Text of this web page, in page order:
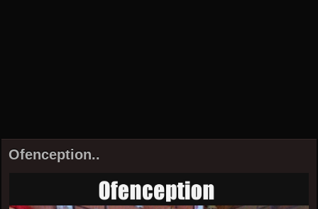
Ofenception..